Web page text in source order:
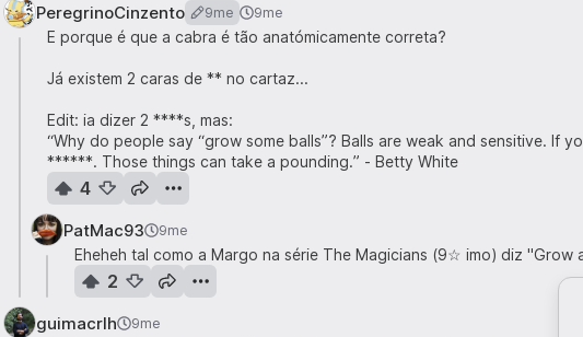
PeregrinoCinzento 9me 9me
E porque é que a cabra é tão anatómicamente correta?
Já existem 2 caras de ** no cartaz...
Edit: ia dizer 2 ****s, mas:
“Why do people say “grow some balls”? Balls are weak and sensitive. If
******. Those things can take a pounding.” - Betty White
4
PatMac93 9me
Eheheh tal como a Margo na série The Magicians (9☆ imo) diz "Grow
2
guimacrlh 9me